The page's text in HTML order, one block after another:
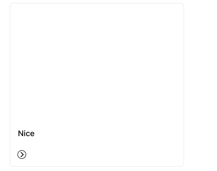
Nice